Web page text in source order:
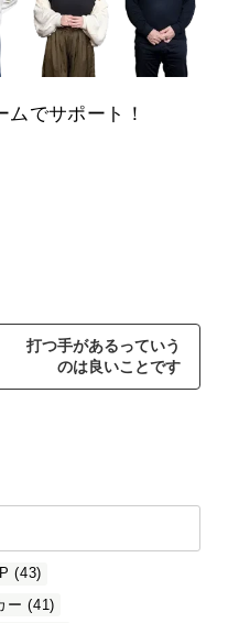
でサポート！
打つ手があるっていう
のは良いことです
(43)
ー (41)